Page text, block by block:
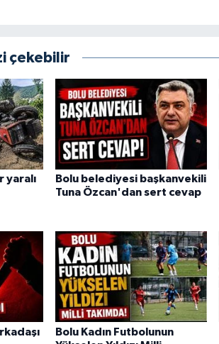
çekebilir
yaralı
Bolu belediyesi başkanvekili
Tuna Özcan'dan sert cevap
Bolu Kadın Futbolunun